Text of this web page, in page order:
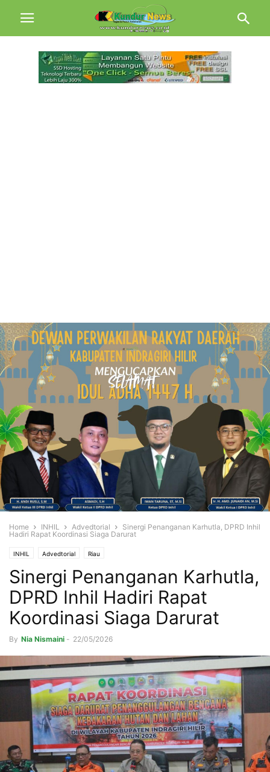
Home INHIL Advedtorial
Sinergi Penanganan Karhutla, DPRD Inhil
Hadiri Rapat Koordinasi Siaga Darurat
INHIL Advedtorial Riau
Sinergi Penanganan Karhutla,
DPRD Inhil Hadiri Rapat
Koordinasi Siaga Darurat
By Nia Nismaini - 22/05/2026